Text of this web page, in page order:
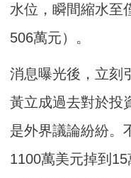
水位，瞬間縮水至
506萬元）。
消息曝光後，立刻
黃立成過去對於投
是外界議論紛紛。
1100萬美元掉到15